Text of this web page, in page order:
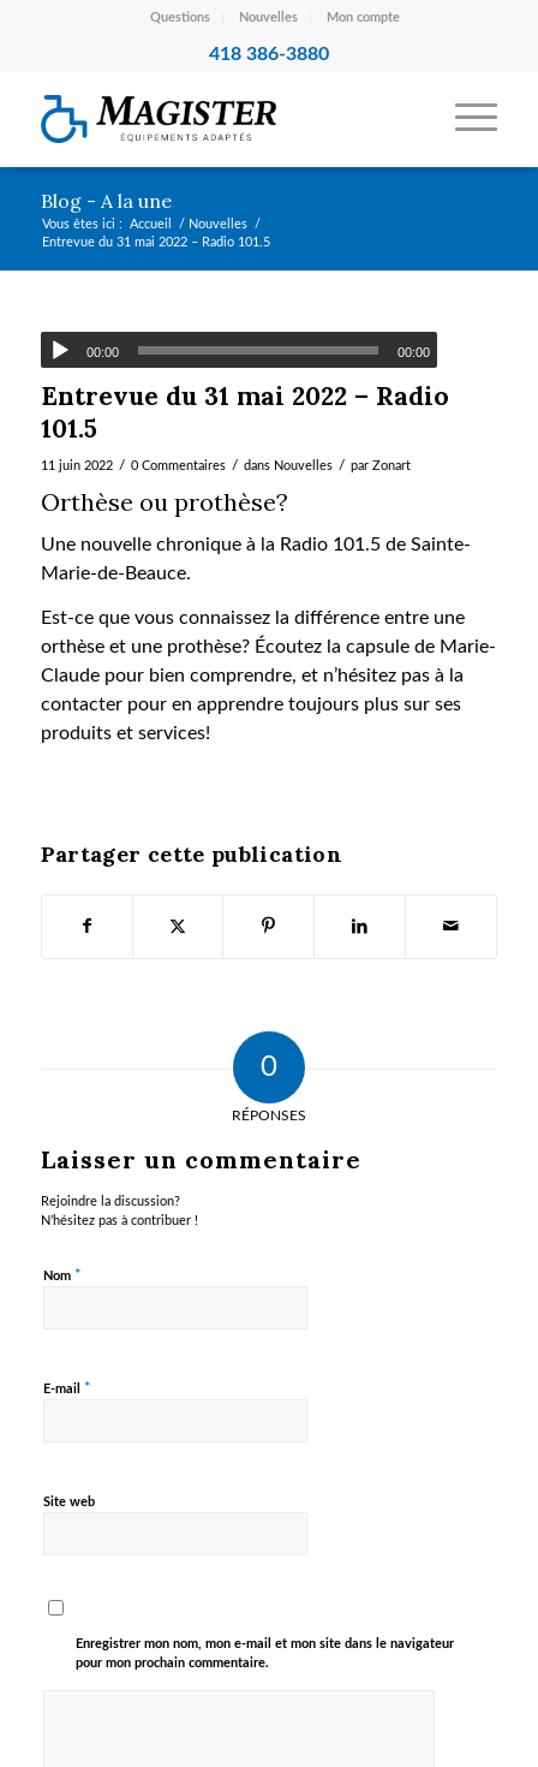
Questions Nouvelles Mon compte
418 386-3880
Blog - A la une
Vous êtes ici : Accueil / Nouvelles
/
Entrevue du 31 mai 2022 – Radio 101.5
00:00 00:00
Entrevue du 31 mai 2022 – Radio
101.5
11 juin 2022 / 0 Commentaires / dans Nouvelles / par Zonart
Orthèse ou prothèse?
Une nouvelle chronique à la Radio 101.5 de Sainte-
Marie-de-Beauce.
Est-ce que vous connaissez la différence entre une
orthèse et une prothèse? Écoutez la capsule de Marie-
Claude pour bien comprendre, et n’hésitez pas à la
contacter pour en apprendre toujours plus sur ses
produits et services!
Partager cette publication
0
RÉPONSES
Laisser un commentaire
Rejoindre la discussion?
N’hésitez pas à contribuer !
Nom *
E-mail *
Site web
Enregistrer mon nom, mon e-mail et mon site dans le navigateur
pour mon prochain commentaire.